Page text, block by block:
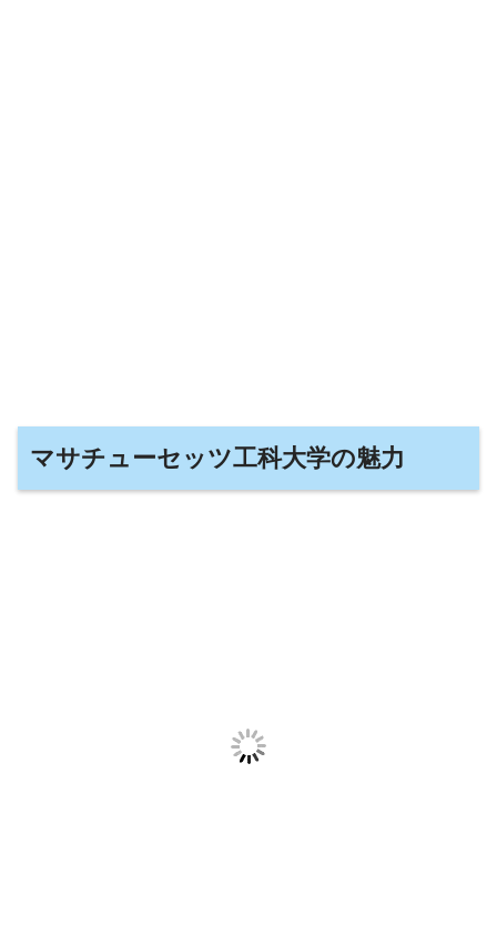
マサチューセッツ工科大学の魅力